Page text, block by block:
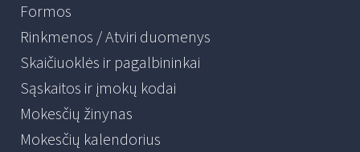
Formos
Rinkmenos / Atviri duomenys
Skaičiuoklės ir pagalbininkai
Sąskaitos ir įmokų kodai
Mokesčių žinynas
Mokesčių kalendorius